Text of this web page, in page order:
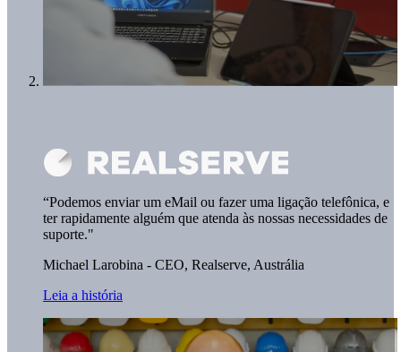
“Podemos enviar um eMail ou fazer uma ligação telefônica, e
ter rapidamente alguém que atenda às nossas necessidades de
suporte."
Michael Larobina - CEO, Realserve, Austrália
Leia a história